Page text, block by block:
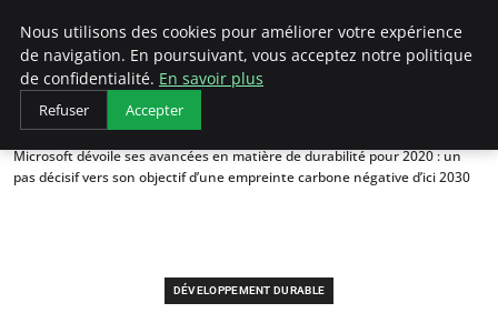
Arcticclimateemergency
Accueil
Développement durable
Microsoft dévoile ses avancées en matière de durabilité pour 2020 : un
pas décisif vers son objectif d’une empreinte carbone négative d’ici 2030
DÉVELOPPEMENT DURABLE
Nous utilisons des cookies pour améliorer votre expérience
de navigation. En poursuivant, vous acceptez notre politique
de confidentialité. En savoir plus
Refuser Accepter